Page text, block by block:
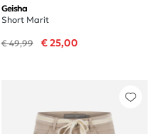
Geisha
Short Marit
€ 49,99 € 25,00